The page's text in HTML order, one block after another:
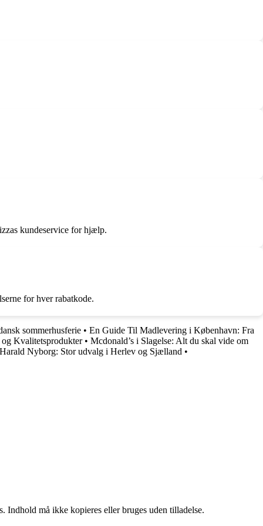
kundeservice for hjælp.
for hver rabatkode.
sommerhusferie • En Guide Til Madlevering i København: Fra
Kvalitetsprodukter• Mcdonald’s i Slagelse: Alt du skal vide om
Harald Nyborg: Stor udvalg i Herlev og Sjælland •
må ikke kopieres eller bruges uden tilladelse.